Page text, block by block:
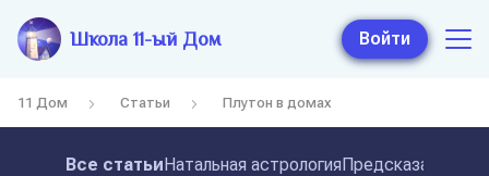
Школа 11-ый Дом Войти
11 Дом Статьи Плутон в домах
Все статьиНатальная астрология